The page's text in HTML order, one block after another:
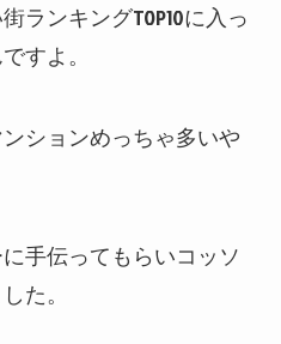
ランキングTOP10に入っ
すよ。
ションめっちゃ多いや
手伝ってもらいコッソ
た。